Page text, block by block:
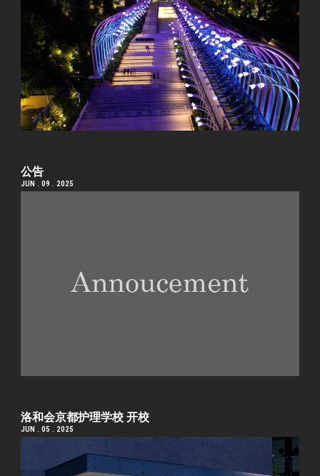
公告
JUN . 09 . 2025
洛和会京都护理学校 开校
JUN . 05 . 2025